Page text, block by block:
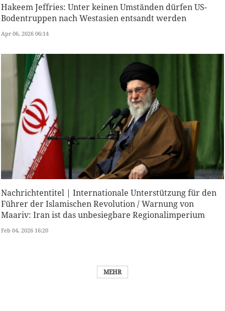
Hakeem Jeffries: Unter keinen Umständen dürfen US-
Bodentruppen nach Westasien entsandt werden
Apr 06, 2026 06:14
Nachrichtentitel | Internationale Unterstützung für den
Führer der Islamischen Revolution / Warnung von
Maariv: Iran ist das unbesiegbare Regionalimperium
Feb 04, 2026 16:20
MEHR